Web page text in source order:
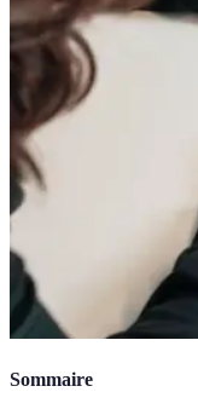
Sommaire